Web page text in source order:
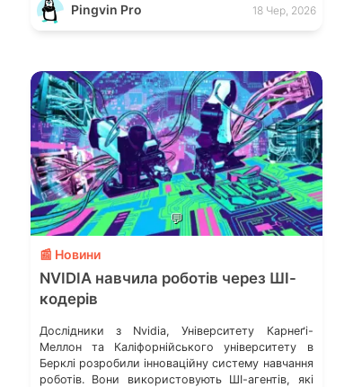
Pingvin Pro 18 Чер, 2026
💬
📰 Новини
NVIDIA навчила роботів через ШІ-
кодерів
Дослідники з Nvidia, Університету Карнеґі-
Меллон та Каліфорнійського університету в
Берклі розробили інноваційну систему навчання
роботів. Вони використовують ШІ-агентів, які